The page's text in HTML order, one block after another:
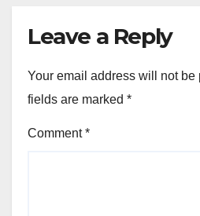
Leave a Reply
Your email address will not be
fields are marked *
Comment*